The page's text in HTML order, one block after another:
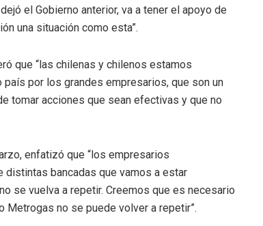
el Gobierno anterior, va a tener el apoyo de
una situación como esta”.
que “las chilenas y chilenos estamos
por los grandes empresarios, que son un
tomar acciones que sean efectivas y que no
enfatizó que “los empresarios
bancadas que vamos a estar
se vuelva a repetir. Creemos que es necesario
Metrogas no se puede volver a repetir”.